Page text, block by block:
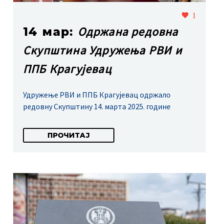
1
14 мар: Одржана редовна
Скупштина Удружења РВИ и
ППБ Крагујевац
Удружење РВИ и ППБ Крагујевац одржало
редовну Скупштину 14. марта 2025. године
ПРОЧИТАЈ